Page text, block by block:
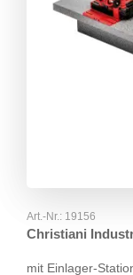
Art.-Nr.: 19156
Christiani
mit Einlager-